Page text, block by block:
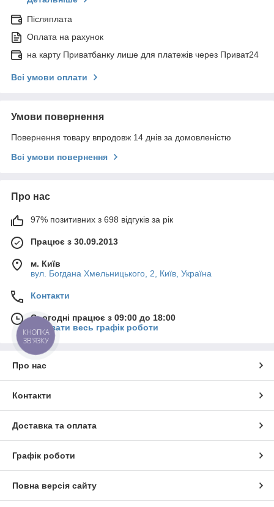
Післяплата
Оплата на рахунок
на карту Приватбанку лише для платежів через Приват24
Всі умови оплати
Умови повернення
Повернення товару впродовж 14 днів за домовленістю
Всі умови повернення
Про нас
97% позитивних з 698 відгуків за рік
Працює з 30.09.2013
м. Київ
вул. Богдана Хмельницького, 2, Київ, Україна
Контакти
Сьогодні працює з 09:00 до 18:00
Показати весь графік роботи
Про нас
Контакти
Доставка та оплата
Графік роботи
Повна версія сайту
КНОПКА
ЗВ'ЯЗКУ